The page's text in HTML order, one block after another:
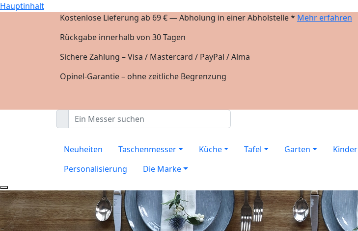
Hauptinhalt
Kostenlose Lieferung ab 69 € — Abholung in einer Abholstelle * Mehr erfahren
Rückgabe innerhalb von 30 Tagen
Sichere Zahlung – Visa / Mastercard / PayPal / Alma
Opinel-Garantie – ohne zeitliche Begrenzung
Neuheiten Taschenmesser Küche Tafel Garten Kinder
Personalisierung
Die Marke